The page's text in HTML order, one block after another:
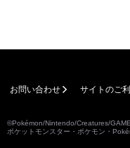
お問い合わせ サイトのご
©Pokémon/Nintendo/Creatures/
ポケットモンスター・ポケモン・